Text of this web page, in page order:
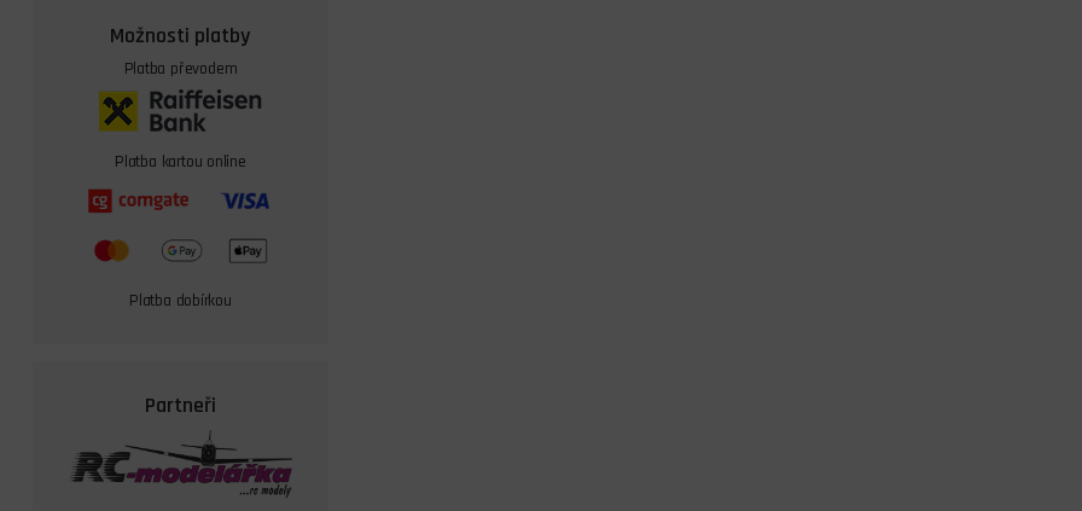
Možnosti platby
Platba převodem
Platba kartou online
Platba dobírkou
Partneři